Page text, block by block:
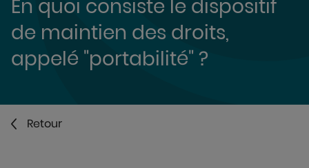
En quoi consiste le dispositif
de maintien des droits,
appelé "portabilité" ?
Retour